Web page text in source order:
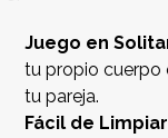
Juego en
tu propio
tu pareja.
Fácil de